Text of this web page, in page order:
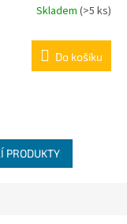
Skladem (>5 ks)
Do košíku
PRODUKTY